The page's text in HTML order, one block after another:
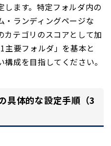
します。特定フォルダ内の
・ランディングページな
カテゴリのスコアとして加
主要フォルダ」を基本と
成を目指してください。
具体的な設定手順（3